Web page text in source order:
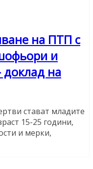
на ПТП с
и
доклад на
стават младите
15-25 години,
и мерки,